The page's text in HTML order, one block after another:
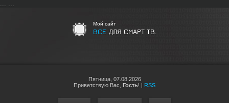
... ...
Мой сайт
ВСЕ ДЛЯ СМАРТ ТВ.
Пятница, 07.08.2026
Приветствую Вас Гость! | RSS